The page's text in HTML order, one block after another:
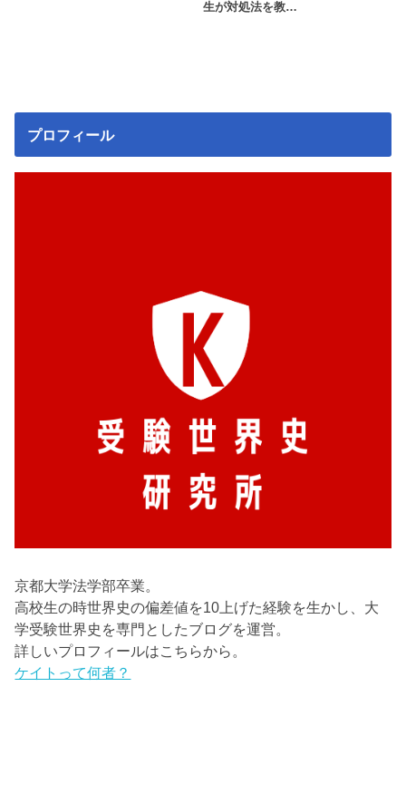
生が対処法を教…
プロフィール
京都大学法学部卒業。
高校生の時世界史の偏差値を10上げた経験を生かし、大
学受験世界史を専門としたブログを運営。
詳しいプロフィールはこちらから。
ケイトって何者？